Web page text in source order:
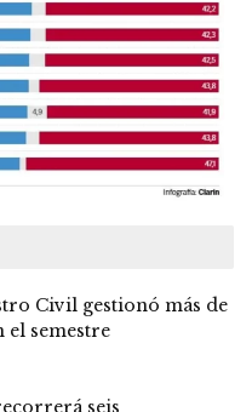
Civil gestionó más de
el semestre
seis